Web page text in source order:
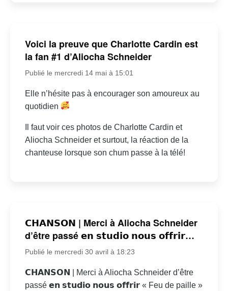
Voici la preuve que Charlotte Cardin est
la fan #1 d’Aliocha Schneider
Publié le mercredi 14 mai à 15:01
Elle n’hésite pas à encourager son amoureux au
quotidien
Il faut voir ces photos de Charlotte Cardin et
Aliocha Schneider et surtout, la réaction de la
chanteuse lorsque son chum passe à la télé!
𝗖𝗛𝗔𝗡𝗦𝗢𝗡 | Merci à Aliocha Schneider
d’être passé 𝗲𝗻 𝘀𝘁𝘂𝗱𝗶𝗼 𝗻𝗼𝘂𝘀 𝗼𝗳𝗳𝗿𝗶𝗿…
Publié le mercredi 30 avril à 18:23
𝗖𝗛𝗔𝗡𝗦𝗢𝗡 | Merci à Aliocha Schneider d’être
passé 𝗲𝗻 𝘀𝘁𝘂𝗱𝗶𝗼 𝗻𝗼𝘂𝘀 𝗼𝗳𝗳𝗿𝗶𝗿 « Feu de paille »